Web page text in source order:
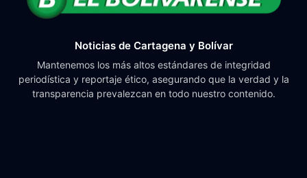
Noticias de Cartagena y Bolívar
Mantenemos los más altos estándares de integridad
periodística y reportaje ético, asegurando que la verdad y la
transparencia prevalezcan en todo nuestro contenido.